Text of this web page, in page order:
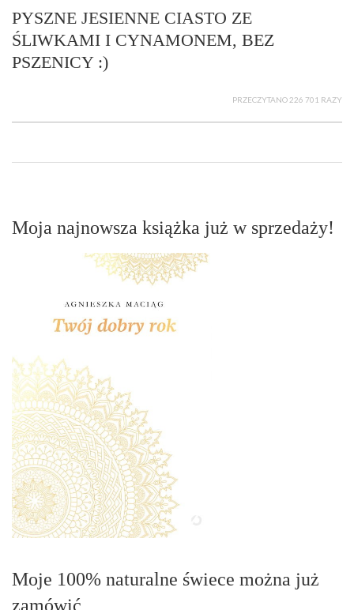
PYSZNE JESIENNE CIASTO ZE
ŚLIWKAMI I CYNAMONEM, BEZ
PSZENICY :)
PRZECZYTANO 226 701 RAZY
Moja najnowsza książka już w sprzedaży!
Moje 100% naturalne świece można już
zamówić